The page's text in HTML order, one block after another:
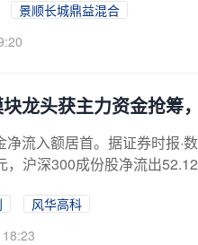
景顺长城鼎益混合
龙头获主力资金抢筹
流入额居首。据证券时报·
，沪深300成份股净流出
风华高科